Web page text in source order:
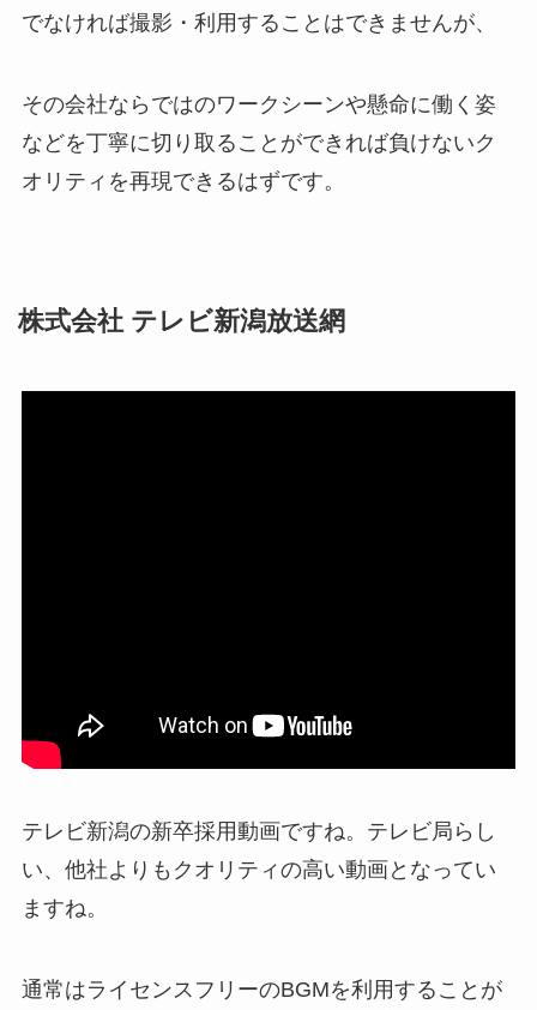
でなければ撮影・利用することはできませんが、
その会社ならではのワークシーンや懸命に働く姿
などを丁寧に切り取ることができれば負けないク
オリティを再現できるはずです。
株式会社 テレビ新潟放送網
テレビ新潟の新卒採用動画ですね。テレビ局らし
い、他社よりもクオリティの高い動画となってい
ますね。
通常はライセンスフリーのBGMを利用することが